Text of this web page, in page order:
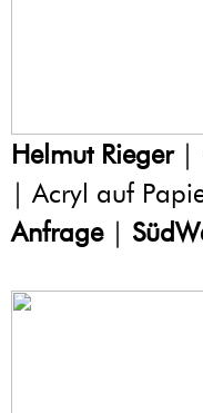
Helmut Rieger|
| Acryl auf
Anfrage|